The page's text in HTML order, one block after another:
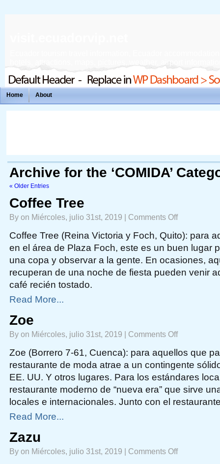
Home About
Archive for the ‘COMIDA’
« Older Entries
Coffee Tree
By on Miércoles, julio 31st, 2019 | Comments Offon
Coffee Tree (Reina Victoria y Foch, Quito): para
en el área de Plaza Foch, este es un buen lugar
una copa y observar a la gente. En ocasiones,
recuperan de una noche de fiesta pueden venir
café recién tostado.
Read More...
Zoe
By on Miércoles, julio 31st, 2019 | Comments Offon
Zoe (Borrero 7-61, Cuenca): para aquellos que
restaurante de moda atrae a un contingente
EE. UU. Y otros lugares. Para los estándares
restaurante moderno de “nueva era” que sirve
locales e internacionales. Junto con el
Read More...
Zazu
By on Miércoles, julio 31st, 2019 | Comments Offon